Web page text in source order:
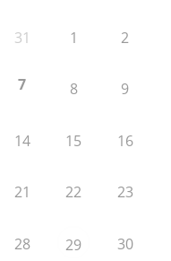
31 1 2
7 8 9
14 15 16
21 22 23
28 29 30